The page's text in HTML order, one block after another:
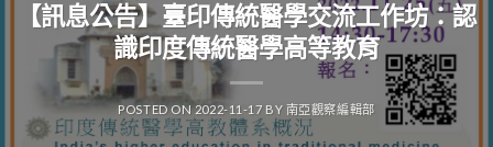
【訊息公告】臺印傳統醫學交流工作坊：認
識印度傳統醫學高等教育
POSTED ON2022-11-17 BY 南亞觀察編輯部